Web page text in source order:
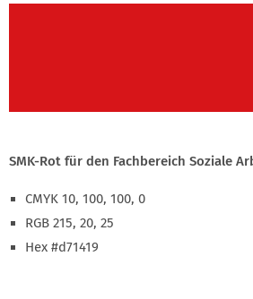
SMK-Rot für den Fachbereich Soziale
CMYK 10, 100, 100, 0
RGB 215, 20, 25
Hex #d71419